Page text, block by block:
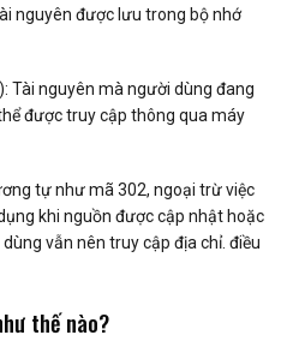
nguyên được lưu trong bộ nhớ
Tài nguyên mà người dùng đang
được truy cập thông qua máy
tự như mã 302, ngoại trừ việc
khi nguồn được cập nhật hoặc
vẫn nên truy cập địa chỉ. điều
thế nào?